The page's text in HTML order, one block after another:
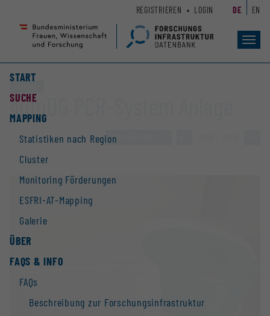
Seiteninhalt
Accesskey
Hauptnavigation
Accesskey
START
SUCHE
MAPPING
Statistiken nach Region
Cluster
Monitoring Förderungen
ESFRI-AT-Mapping
Galerie
ÜBER
FAQS & INFO
FAQs
Beschreibung zur Forschungs­infrastruktur
REGISTRIEREN LOGIN DE EN
AutoDG PCR-System Anlage
ZUR ÜBERSICHT